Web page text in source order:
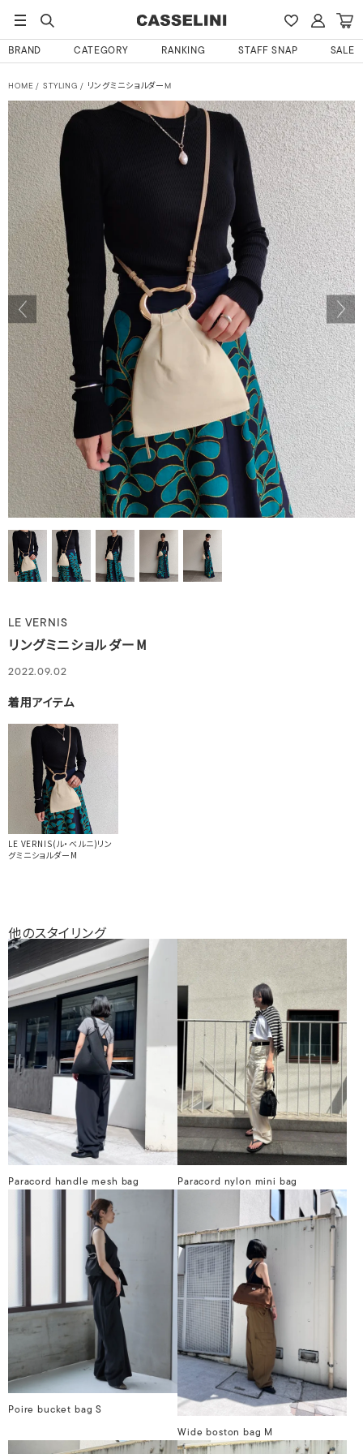
BRAND CATEGORY RANKING STAFF SNAP SALE
HOME STYLING リングミニショルダーM
LE VERNIS
リングミニショルダーM
2022.09.02
着用アイテム
LE VERNIS(ル・ベルニ)リン
グミニショルダーM
他のスタイリング
Paracord handle mesh bag Paracord nylon mini bag
Poire bucket bag S
Wide boston bag M